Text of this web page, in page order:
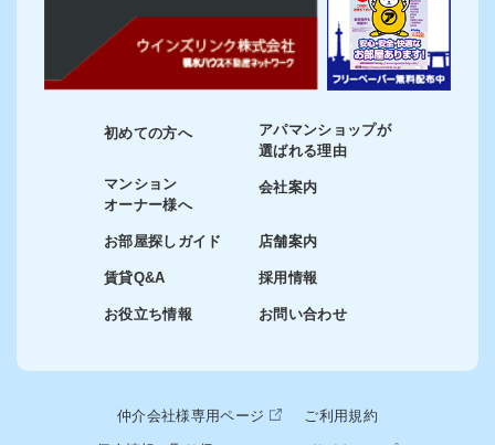
初めての方へ
マンション
オーナー様へ
お部屋探しガイド
賃貸Q&A
お役立ち情報
アパマンショップが
選ばれる理由
会社案内
店舗案内
採用情報
お問い合わせ
仲介会社様専用ページ ご利用規約